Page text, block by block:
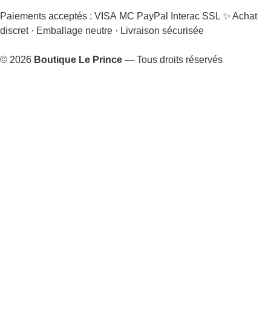
Paiements acceptés : VISA MC PayPal Interac SSL✨ Achat
discret · Emballage neutre · Livraison sécurisée
© 2026 Boutique Le Prince — Tous droits réservés